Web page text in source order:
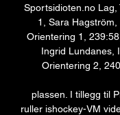
Sportsidioten.no Lag,
1, Sara
Orientering 1,
Ingrid Lundanes,
Orientering 2,
plassen. I tillegg til
ruller ishockey-VM